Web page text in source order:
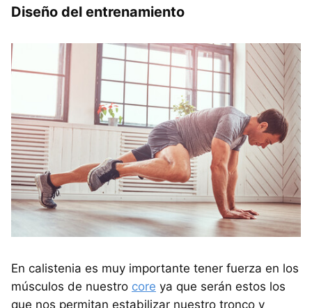
Diseño del entrenamiento
En calistenia es muy importante tener fuerza en los
músculos de nuestro core ya que serán estos los
que nos permitan estabilizar nuestro tronco y